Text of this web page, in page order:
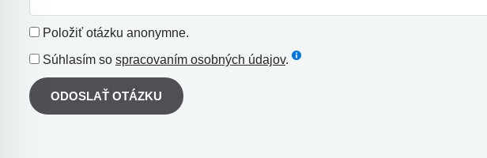
Položiť otázku anonymne.
Súhlasím so spracovaním osobných údajov.
ODOSLAŤ OTÁZKU